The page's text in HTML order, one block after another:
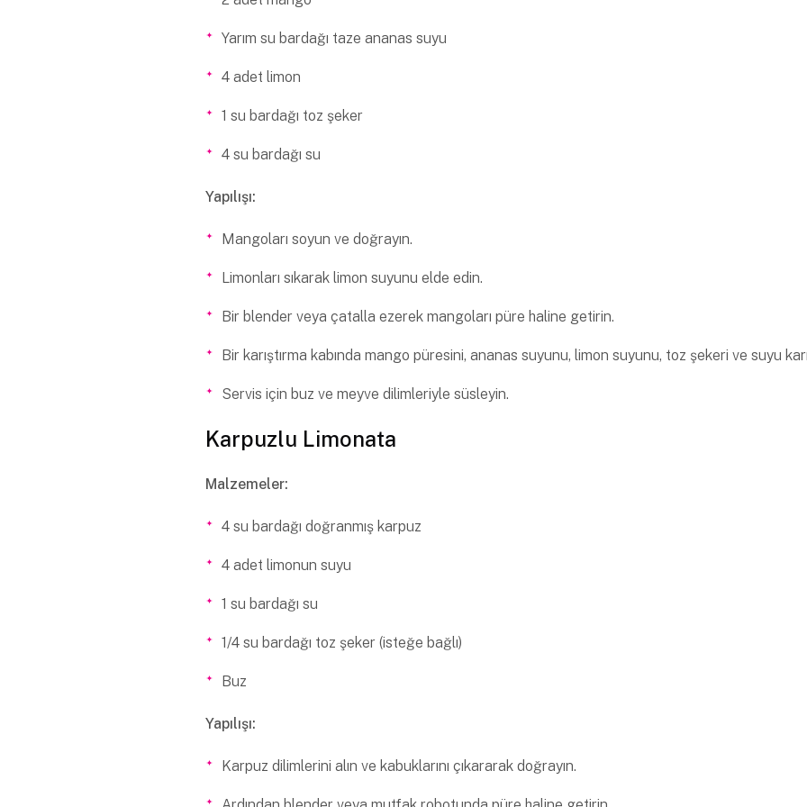
Yarım su bardağı taze ananas suyu
4 adet limon
1 su bardağı toz şeker
4 su bardağı su
Yapılışı:
Mangoları soyun ve doğrayın.
Limonları sıkarak limon suyunu elde edin.
Bir blender veya çatalla ezerek mangoları püre haline getirin.
Bir karıştırma kabında mango püresini, ananas suyunu, limon suyunu, toz şekeri ve suyu
Servis için buz ve meyve dilimleriyle süsleyin.
Karpuzlu Limonata
Malzemeler:
4 su bardağı doğranmış karpuz
4 adet limonun suyu
1 su bardağı su
1/4 su bardağı toz şeker (isteğe bağlı)
Buz
Yapılışı:
Karpuz dilimlerini alın ve kabuklarını çıkararak doğrayın.